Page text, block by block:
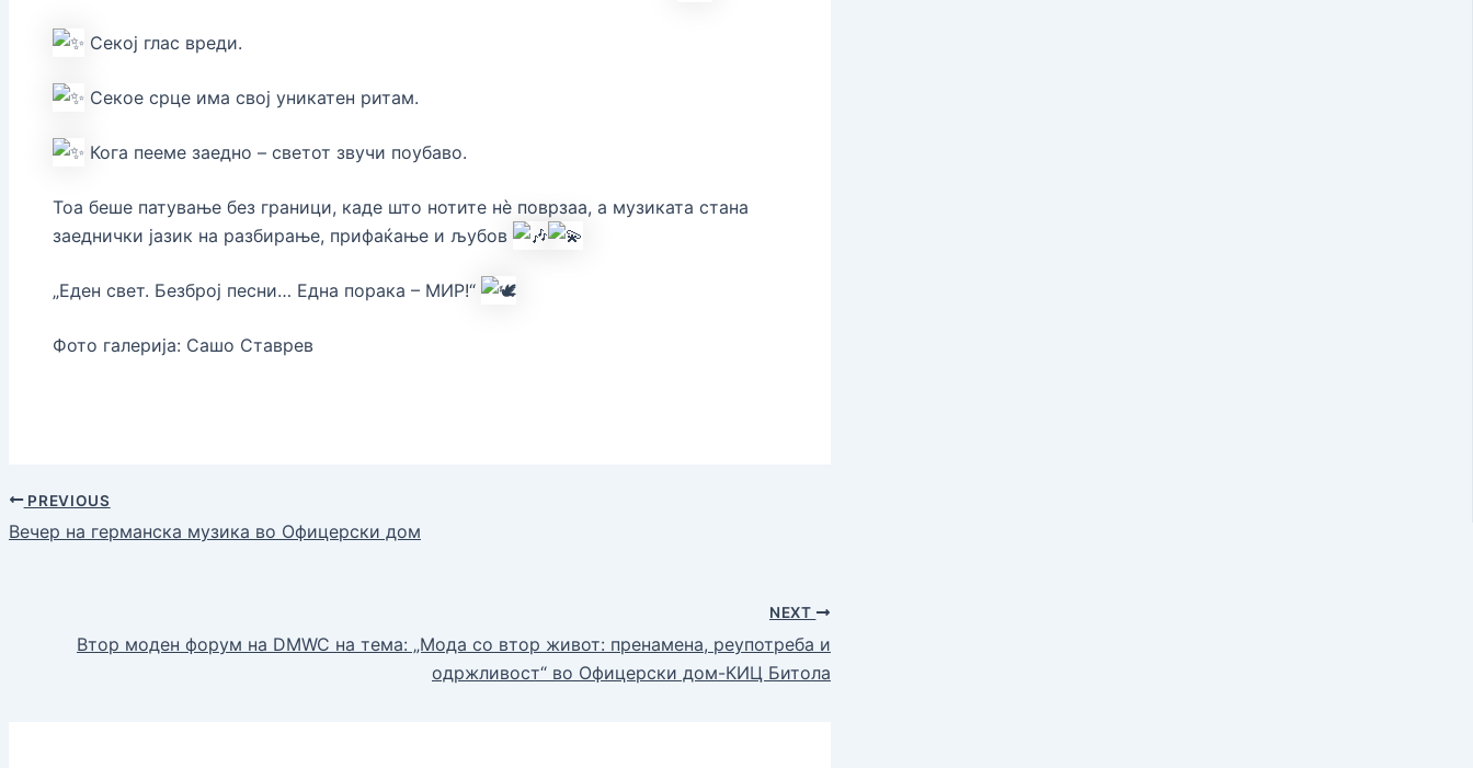
Секој глас вреди.
Секое срце има свој уникатен ритам.
Кога пееме заедно – светот звучи поубаво.
Тоа беше патување без граници, каде што нотите нè поврзаа, а музиката стана
заеднички јазик на разбирање, прифаќање и љубов
„Еден свет. Безброј песни… Една порака – МИР!“
Фото галерија: Сашо Ставрев
PREVIOUS
Вечер на германска музика во Офицерски дом
NEXT
Втор моден форум на DMWC на тема: „Мода со втор живот: пренамена, реупотреба и
одржливост“ во Офицерски дом-КИЦ Битола